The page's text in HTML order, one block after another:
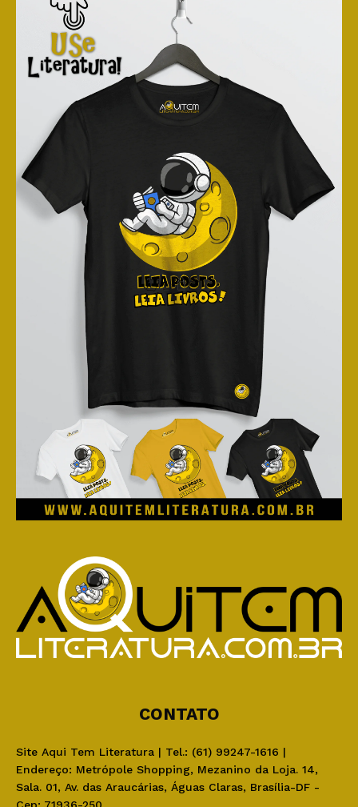
CONTATO
Site Aqui Tem Literatura | Tel.: (61) 99247-1616 |
Endereço: Metrópole Shopping, Mezanino da Loja. 14,
Sala. 01, Av. das Araucárias, Águas Claras, Brasília-DF -
Cep: 71936-250